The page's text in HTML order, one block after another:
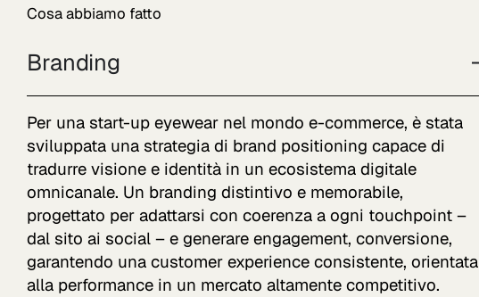
Cosa abbiamo fatto
Branding
Per una start-up eyewear nel mondo e-commerce, è stata
sviluppata una strategia di brand positioning capace di
tradurre visione e identità in un ecosistema digitale
omnicanale. Un branding distintivo e memorabile,
progettato per adattarsi con coerenza a ogni touchpoint –
dal sito ai social – e generare engagement, conversione,
garantendo una customer experience consistente, orientata
alla performance in un mercato altamente competitivo.